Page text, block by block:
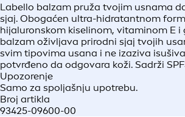
Labello balzam pruža tvojim usnama
sjaj. Obogaćen ultra-hidratantnom
hijaluronskom kiselinom, vitaminom E i
balzam oživljava prirodni sjaj tvojih
svim tipovima usana i ne izaziva
potvrđeno da odgovara koži. Sadrži
Upozorenje
Samo za spoljašnju upotrebu.
Broj artikla
93425-09600-00